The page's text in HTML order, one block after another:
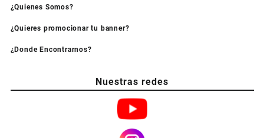
¿Quienes Somos?
¿Quieres promocionar tu banner?
¿Donde Encontrarnos?
Nuestras redes